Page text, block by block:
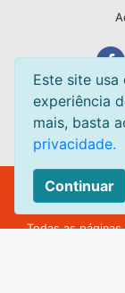
Leilão Quente
diariamente.
Todas as
Este site
experiência
mais, basta
privacidade.
Continuar